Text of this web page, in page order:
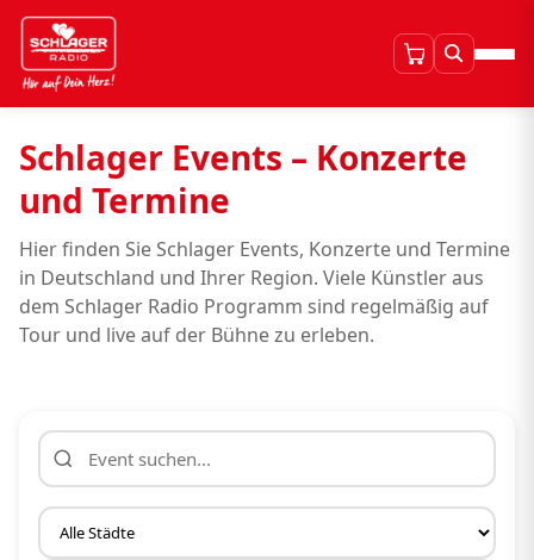
Schlager Events – Konzerte
und Termine
Hier finden Sie Schlager Events, Konzerte und Termine
in Deutschland und Ihrer Region. Viele Künstler aus
dem Schlager Radio Programm sind regelmäßig auf
Tour und live auf der Bühne zu erleben.